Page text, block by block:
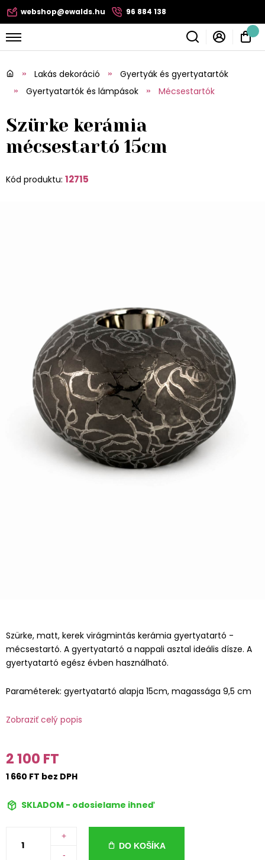
webshop@ewalds.hu 96 884 138
Lakás dekoráció
Gyertyák és gyertyatartók
Gyertyatartók és lámpások
Mécsestartók
Szürke kerámia
mécsestartó 15cm
Kód produktu: 12715
Szürke, matt, kerek virágmintás kerámia gyertyatartó -
mécsestartó. A gyertyatartó a nappali asztal ideális dísze. A
gyertyatartó egész évben használható.
Paraméterek: gyertyatartó alapja 15cm, magassága 9,5 cm
Zobraziť celý popis
2 100 FT
1 660 FT bez DPH
SKLADOM - odosielame ihneď
+
-
DO KOŠÍKA